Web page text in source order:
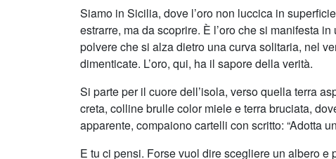
Siamo in Sicilia, dove l’oro non luccica in
estrarre, ma da scoprire. È l’oro che si manifesta
polvere che si alza dietro una curva solitaria, nel
dimenticate. L’oro, qui, ha il sapore della verità.
Si parte per il cuore dell’isola, verso quella terra
creta, colline brulle color miele e terra bruciata,
apparente, compaiono cartelli con scritto: “Adotta
E tu ci pensi. Forse vuol dire scegliere un albero